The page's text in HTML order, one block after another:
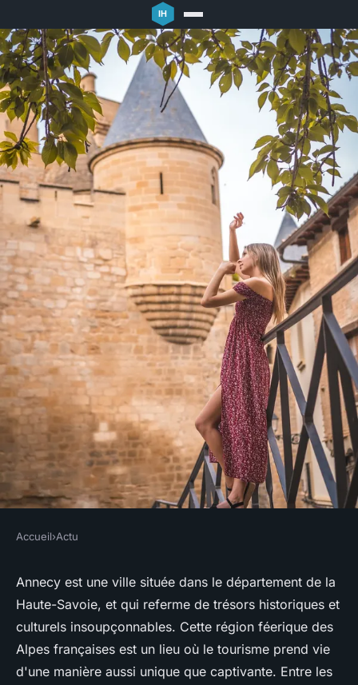
Annecy et la Haute-Savoie :
explorez ses sites naturels et
découvrez son héritage
culturel
Accueil›Actu
Annecy est une ville située dans le département de la
Haute-Savoie, et qui referme de trésors historiques et
culturels insoupçonnables. Cette région féerique des
Alpes françaises est un lieu où le tourisme prend vie
d'une manière aussi unique que captivante. Entre les